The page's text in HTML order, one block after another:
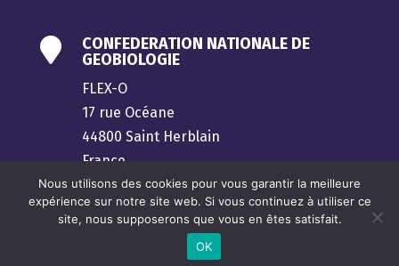

CONFEDERATION NATIONALE DE
GEOBIOLOGIE
FLEX-O
17 rue Océane
44800 Saint Herblain
France
contact@confederation-geobiologie.fr
Nous utilisons des cookies pour vous garantir la meilleure
expérience sur notre site web. Si vous continuez à utiliser ce
site, nous supposerons que vous en êtes satisfait.
OK